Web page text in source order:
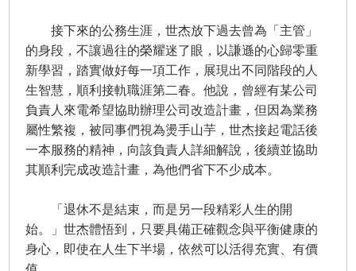
接下來的公務生涯，世杰放下過去曾為「主管」
的身段，不讓過往的榮耀迷了眼，以謙遜的心歸零重
新學習，踏實做好每一項工作，展現出不同階段的人
生智慧，順利接軌職涯第二春。他說，曾經有某公司
負責人來電希望協助辦理公司改造計畫，但因為業務
屬性繁複，被同事們視為燙手山芋，世杰接起電話後
一本服務的精神，向該負責人詳細解說，後續並協助
其順利完成改造計畫，為他們省下不少成本。
「退休不是結束，而是另一段精彩人生的開
始。」世杰體悟到，只要具備正確觀念與平衡健康的
身心，即使在人生下半場，依然可以活得充實、有價